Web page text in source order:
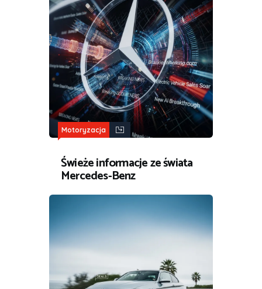
Motoryzacja
Świeże informacje ze świata
Mercedes-Benz